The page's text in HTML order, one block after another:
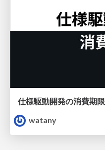
仕様駆動開発の消費期限
watany